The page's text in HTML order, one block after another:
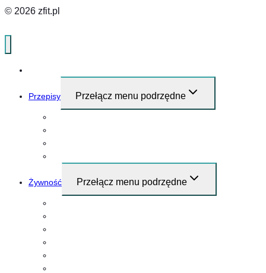
© 2026 zfit.pl
Przepisy Przełącz menu podrzędne
Żywność Przełącz menu podrzędne